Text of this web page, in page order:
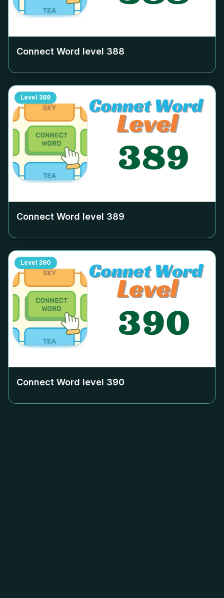
Connect Word level 388
Level 389
Connect Word level 389
Level 390
Connect Word level 390